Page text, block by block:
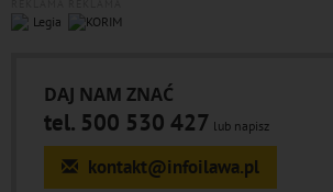
DAJ NAM ZNAĆ
tel. 500 530 427 lub napisz
kontakt@infoilawa.pl